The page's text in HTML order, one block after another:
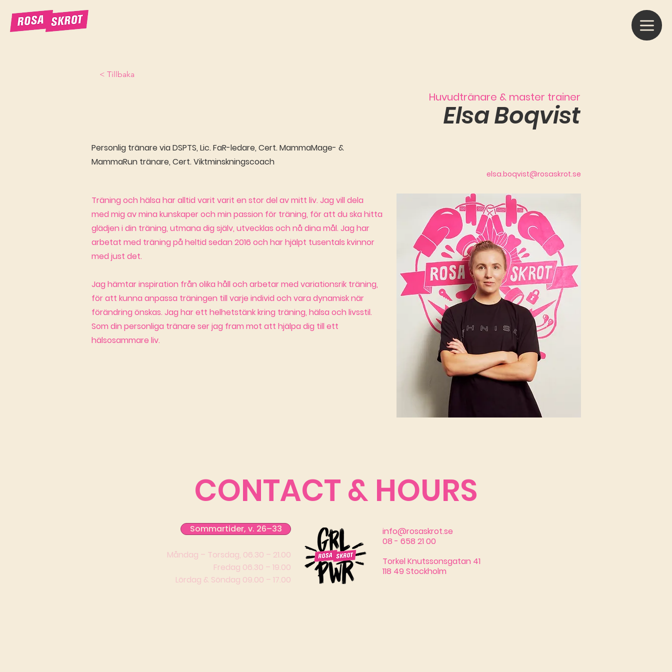
< Tillbaka
Elsa Boqvist
Huvudtränare & master trainer
Personlig tränare via DSPTS, Lic. FaR-ledare, Cert. MammaMage- &
MammaRun tränare, Cert. Viktminskningscoach
elsa.boqvist@rosaskrot.se
Träning och hälsa har alltid varit varit en stor del av mitt liv. Jag vill dela
med mig av mina kunskaper och min passion för träning, för att du ska hitta
glädjen i din träning, utmana dig själv, utvecklas och nå dina mål. Jag har
arbetat med träning på heltid sedan 2016 och har hjälpt tusentals kvinnor
med just det.
Jag hämtar inspiration från olika håll och arbetar med variationsrik träning,
för att kunna anpassa träningen till varje individ och vara dynamisk när
förändring önskas. Jag har ett helhetstänk kring träning, hälsa och livsstil.
Som din personliga tränare ser jag fram mot att hjälpa dig till ett
hälsosammare liv.
CONTACT & HOURS
Sommartider, v. 26–33
Måndag – Torsdag, 06.30 – 21.00
Fredag 06.30 – 19.00
Lördag & Söndag 09.00 – 17.00
info@rosaskrot.se
08 - 658 21 00
Torkel Knutssonsgatan 41
118 49 Stockholm